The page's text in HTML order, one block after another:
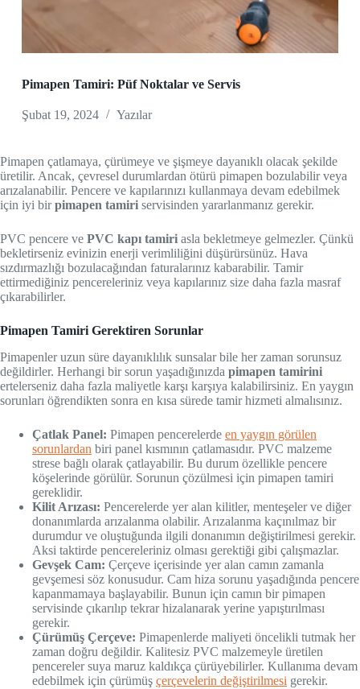
Pimapen Tamiri: Püf Noktalar ve Servis
Şubat 19, 2024 Yazılar
Pimapen çatlamaya, çürümeye ve şişmeye dayanıklı olacak şekilde
üretilir. Ancak, çevresel durumlardan ötürü pimapen bozulabilir veya
arızalanabilir. Pencere ve kapılarınızı kullanmaya devam edebilmek
için iyi birpimapen tamiri servisinden yararlanmanız gerekir.
PVC pencere ve PVC kapı tamiri asla bekletmeye gelmezler. Çünkü
bekletirseniz evinizin enerji verimliliğini düşürürsünüz. Hava
sızdırmazlığı bozulacağından faturalarınız kabarabilir. Tamir
ettirmediğiniz pencereleriniz veya kapılarınız size daha fazla masraf
çıkarabilirler.
Pimapen Tamiri Gerektiren Sorunlar
Pimapenler uzun süre dayanıklılık sunsalar bile her zaman sorunsuz
değildirler. Herhangi bir sorun yaşadığınızda pimapen tamirini
ertelerseniz daha fazla maliyetle karşı karşıya kalabilirsiniz. En yaygın
sorunları öğrendikten sonra en kısa sürede tamir hizmeti almalısınız.
Çatlak Panel: Pimapen pencerelerde en yaygın görülen
sorunlardan biri panel kısmının çatlamasıdır. PVC malzeme
strese bağlı olarak çatlayabilir. Bu durum özellikle pencere
köşelerinde görülür. Sorunun çözülmesi için pimapen tamiri
gereklidir.
Kilit Arızası: Pencerelerde yer alan kilitler, menteşeler ve diğer
donanımlarda arızalanma olabilir. Arızalanma kaçınılmaz bir
durumdur ve oluştuğunda ilgili donanımın değiştirilmesi gerekir.
Aksi taktirde pencereleriniz olması gerektiği gibi çalışmazlar.
Gevşek Cam: Çerçeve içerisinde yer alan camın zamanla
gevşemesi söz konusudur. Cam hiza sorunu yaşadığında pencere
kapanmamaya başlayabilir. Bunun için camın bir pimapen
servisinde çıkarılıp tekrar hizalanarak yerine yapıştırılması
gerekir.
Çürümüş Çerçeve: Pimapenlerde maliyeti öncelikli tutmak her
zaman doğru değildir. Kalitesiz PVC malzemeyle üretilen
pencereler suya maruz kaldıkça çürüyebilirler. Kullanıma devam
edebilmek için çürümüş çerçevelerin değiştirilmesi gerekir.